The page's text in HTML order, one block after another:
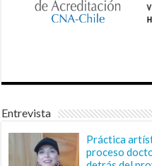
Entrevista
Práctica
proceso